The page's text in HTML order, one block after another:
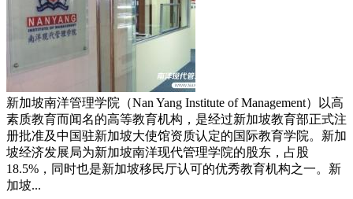
新加坡南洋管理学院（Nan Yang Institute of Management）以高
素质教育而闻名的高等教育机构，是经过新加坡教育部正式注
册批准及中国驻新加坡大使馆资质认定的国际教育学院。新加
坡经济发展局为新加坡南洋现代管理学院的股东，占股
18.5%，同时也是新加坡移民厅认可的优秀教育机构之一。新
加坡...